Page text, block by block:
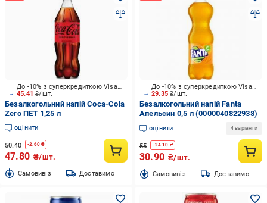
45.41₴/шт.
До -10% з суперкредиткою Visa Вигода
Безалкогольний напій Coca-Cola
Zero ПЕТ 1,25 л
оцінити
50.40 -2.60 ₴
47.80 ₴/шт.
Cамовивіз Доставимо
29.35₴/шт.
До -10% з суперкредиткою Visa Вигода
Безалкогольний напій Fanta
Апельсин 0,5 л (0000040822938)
оцінити 4 варіанти
55 -24.10 ₴
30.90 ₴/шт.
Cамовивіз Доставимо